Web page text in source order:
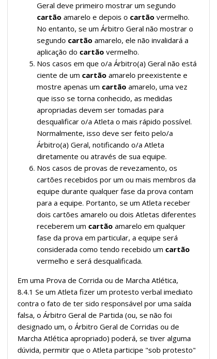
Geral deve primeiro mostrar um segundo
cartão amarelo e depois o cartão vermelho.
No entanto, se um Árbitro Geral não mostrar o
segundo cartão amarelo, ele não invalidará a
aplicação do cartão vermelho.
Nos casos em que o/a Árbitro(a) Geral não está
ciente de um cartão amarelo preexistente e
mostre apenas um cartão amarelo, uma vez
que isso se torna conhecido, as medidas
apropriadas devem ser tomadas para
desqualificar o/a Atleta o mais rápido possível.
Normalmente, isso deve ser feito pelo/a
Árbitro(a) Geral, notificando o/a Atleta
diretamente ou através de sua equipe.
Nos casos de provas de revezamento, os
cartões recebidos por um ou mais membros da
equipe durante qualquer fase da prova contam
para a equipe. Portanto, se um Atleta receber
dois cartões amarelo ou dois Atletas diferentes
receberem um cartão amarelo em qualquer
fase da prova em particular, a equipe será
considerada como tendo recebido um cartão
vermelho e será desqualificada.
Em uma Prova de Corrida ou de Marcha Atlética,
8.4.1 Se um Atleta fizer um protesto verbal imediato
contra o fato de ter sido responsável por uma saída
falsa, o Árbitro Geral de Partida (ou, se não foi
designado um, o Árbitro Geral de Corridas ou de
Marcha Atlética apropriado) poderá, se tiver alguma
dúvida, permitir que o Atleta participe "sob protesto"